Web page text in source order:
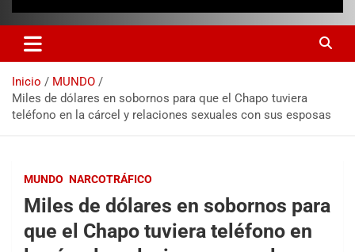
Inicio
MUNDO
Miles de dólares en sobornos para que el Chapo tuviera
teléfono en la cárcel y relaciones sexuales con sus esposas
MUNDO NARCOTRÁFICO
Miles de dólares en sobornos para
que el Chapo tuviera teléfono en